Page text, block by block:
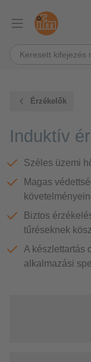
Érzékelők
Induktív
Széles üzemi
Magas
Biztos
tűréseknek
A készlettartás
alkalmazási